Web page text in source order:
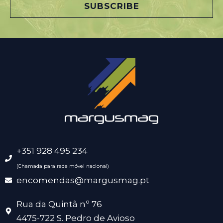
*
SUBSCRIBE
+351 928 495 234
(Chamada para rede móvel nacional)
encomendas@margusmag.pt
Rua da Quintã nº 76
4475-722 S. Pedro de Avioso